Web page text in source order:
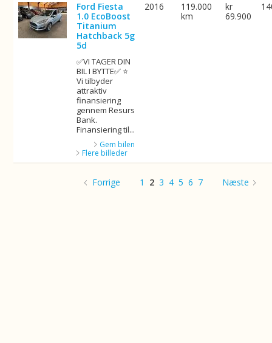
Ford Fiesta
1.0 EcoBoost
Titanium
Hatchback 5g
5d
✅VI TAGER DIN
BIL I BYTTE✅ ⭐
Vi tilbyder
attraktiv
finansiering
gennem Resurs
Bank.
Finansiering til...
Gem bilen
Flere billeder
2016
119.000
km
kr
69.900
Forrige 1 2 3 4 5 6 7 Næste